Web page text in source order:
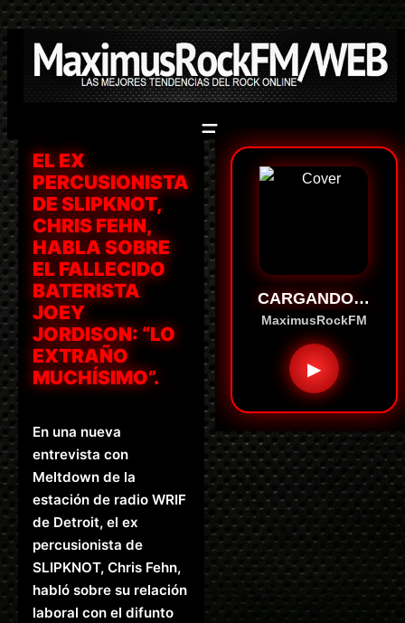
Saltar
al
contenido
EL EX
PERCUSIONISTA
DE SLIPKNOT,
CHRIS FEHN,
HABLA SOBRE
EL FALLECIDO
BATERISTA
JOEY
JORDISON: “LO
EXTRAÑO
MUCHÍSIMO”.
En una nueva
entrevista con
Meltdown de la
estación de radio WRIF
de Detroit, el ex
percusionista de
SLIPKNOT, Chris Fehn,
habló sobre su relación
laboral con el difunto
CARGANDO…
MaximusRockFM
▶